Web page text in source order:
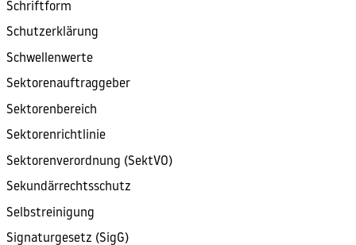
Schriftform
Schutzerklärung
Schwellenwerte
Sektorenauftraggeber
Sektorenbereich
Sektorenrichtlinie
Sektorenverordnung (SektVO)
Sekundärrechtsschutz
Selbstreinigung
Signaturgesetz (SigG)